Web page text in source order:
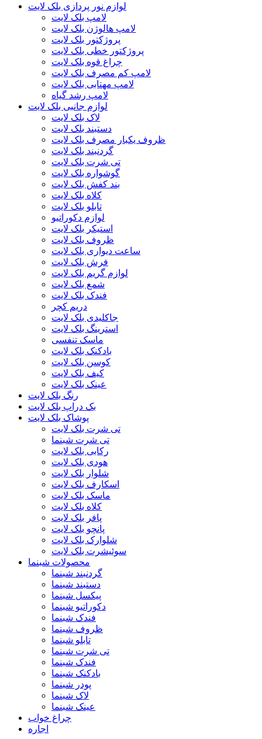
لوازم نور پردازی بلک لایت
لامپ بلک لایت
لامپ هالوژن بلک لایت
پروژکتور بلک لایت
پروژکتور خطی بلک لایت
چراغ قوه بلک لایت
لامپ کم مصرف بلک لایت
لامپ مهتابی بلک لایت
لامپ رشد گیاه
لوازم جانبی بلک لایت
لاک بلک لایت
دستبند بلک لایت
ظروف یکبار مصرف بلک لایت
گردنبند بلک لایت
تی شرت بلک لایت
گوشواره بلک لایت
بند کفش بلک لایت
کلاه بلک لایت
تابلو بلک لایت
لوازم دکوراتیو
استیکر بلک لایت
ظروف بلک لایت
ساعت دیواری بلک لایت
فرش بلک لایت
لوازم گریم بلک لایت
شمع بلک لایت
فندک بلک لایت
دریم کچر
جاکلیدی بلک لایت
استرینگ بلک لایت
ماسک تنفسی
بادکنک بلک لایت
کوسن بلک لایت
کیف بلک لایت
عینک بلک لایت
رنگ بلک لایت
بک دراپ بلک لایت
پوشاک بلک لایت
تی شرت بلک لایت
تی شرت شبنما
رکابی بلک لایت
هودی بلک لایت
شلوار بلک لایت
اسکارف بلک لایت
ماسک بلک لایت
کلاه بلک لایت
پافر بلک لایت
پانچو بلک لایت
شلوارک بلک لایت
سوئیشرت بلک لایت
محصولات شبنما
گردنبند شبنما
دستبند شبنما
پیکسل شبنما
دکوراتیو شبنما
فندک شبنما
ظروف شبنما
تابلو شبنما
تی شرت شبنما
فندک شبنما
بادکنک شبنما
پودر شبنما
لاک شبنما
عینک شبنما
چراغ خواب
اجاره